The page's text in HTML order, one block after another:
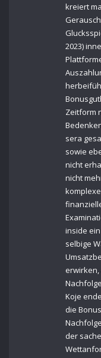
kreiert
2023)
Zeitform
sera
sowie
nicht
nicht
inside
selbige
erwirken,
Koje
die
der